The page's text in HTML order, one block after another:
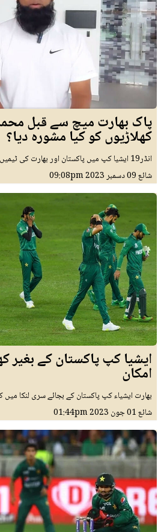
پاک بھارت میچ سے قبل
کھلاڑیوں کو کیا مشورہ دیا؟
انڈر19 ایشیا کپ میں پاکستان اور بھارت کی ٹیمیں کل دبئی میں ٹکرائیں گی
شائع09 دسمبر 2023 09:08pm
ایشیا کپ پاکستان کے بغیر
امکان
بھارت ایشیاء کپ پاکستان کے بجائے سری لنکا میں
شائع01 جون 2023 01:44pm